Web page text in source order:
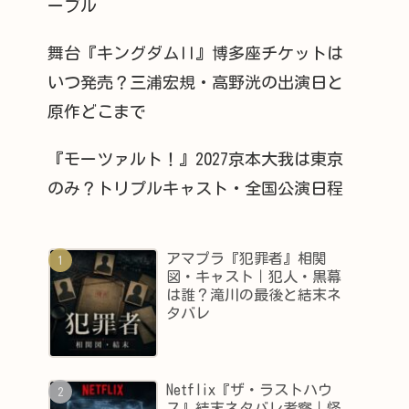
ーブル
舞台『キングダムII』博多座チケットは
いつ発売？三浦宏規・高野洸の出演日と
原作どこまで
『モーツァルト！』2027京本大我は東京
のみ？トリプルキャスト・全国公演日程
アマプラ『犯罪者』相関
図・キャスト｜犯人・黒幕
は誰？滝川の最後と結末ネ
タバレ
Netflix『ザ・ラストハウ